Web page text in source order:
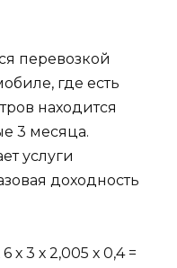
перевозкой
где есть
находится
3 месяца.
услуги
доходность
х 3 х 2,005 х 0,4 =